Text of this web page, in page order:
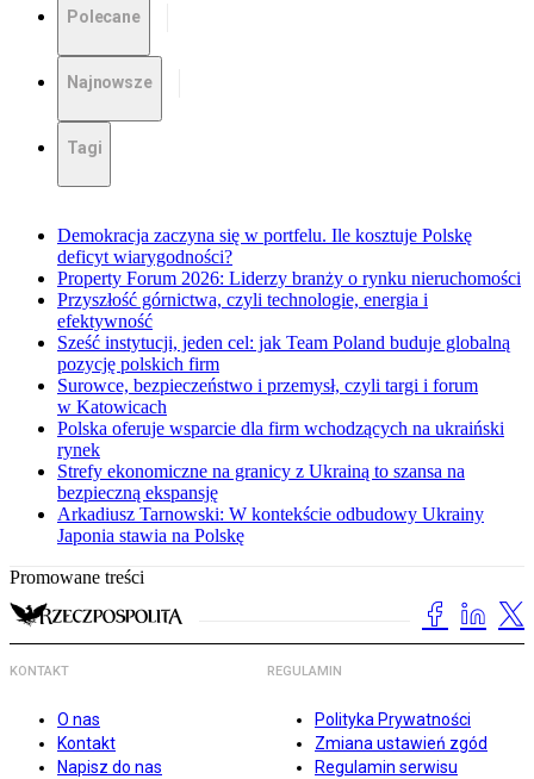
Polecane
Najnowsze
Tagi
Demokracja zaczyna się w portfelu. Ile kosztuje Polskę
deficyt wiarygodności?
Property Forum 2026: Liderzy branży o rynku nieruchomości
Przyszłość górnictwa, czyli technologie, energia i
efektywność
Sześć instytucji, jeden cel: jak Team Poland buduje globalną
pozycję polskich firm
Surowce, bezpieczeństwo i przemysł, czyli targi i forum
w Katowicach
Polska oferuje wsparcie dla firm wchodzących na ukraiński
rynek
Strefy ekonomiczne na granicy z Ukrainą to szansa na
bezpieczną ekspansję
Arkadiusz Tarnowski: W kontekście odbudowy Ukrainy
Japonia stawia na Polskę
Promowane treści
KONTAKT
O nas
Kontakt
Napisz do nas
REGULAMIN
Polityka Prywatności
Zmiana ustawień zgód
Regulamin serwisu